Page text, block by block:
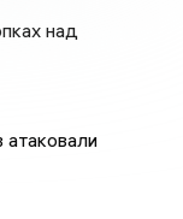
над
атаковали